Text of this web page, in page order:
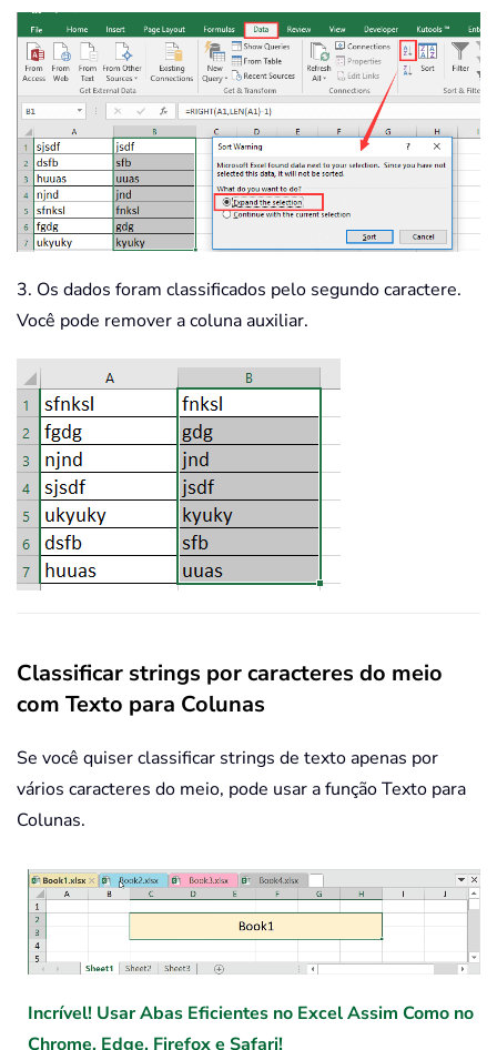
3. Os dados foram classificados pelo segundo caractere.
Você pode remover a coluna auxiliar.
Classificar strings por caracteres do meio
com Texto para Colunas
Se você quiser classificar strings de texto apenas por
vários caracteres do meio, pode usar a função Texto para
Colunas.
Incrível! Usar Abas Eficientes no Excel Assim Como no
Chrome, Edge, Firefox e Safari!